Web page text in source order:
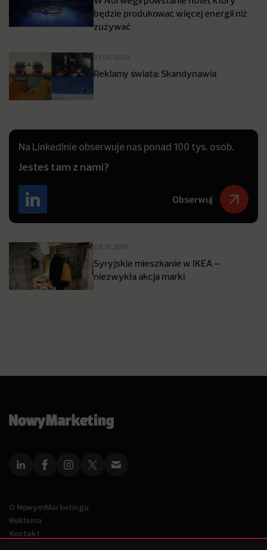
będzie produkować więcej energii niż
zużywać
21.09.2018
Reklamy świata: Skandynawia
Na LinkedInie obserwuje nas ponad 100 tys. osób.
Jesteś tam z nami?
Obserwuj
08.11.2016
Syryjskie mieszkanie w IKEA –
niezwykła akcja marki
O NowymMarketingu
Reklama
Kontakt